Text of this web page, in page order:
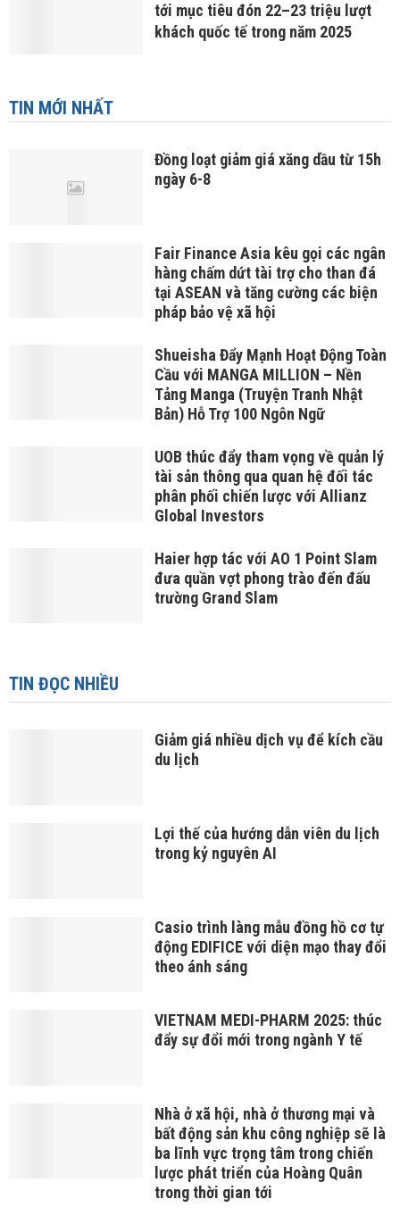
tới mục tiêu đón 22–23 triệu lượt
khách quốc tế trong năm 2025
TIN MỚI NHẤT
Đồng loạt giảm giá xăng dầu từ 15h
ngày 6-8
Fair Finance Asia kêu gọi các ngân
hàng chấm dứt tài trợ cho than đá
tại ASEAN và tăng cường các biện
pháp bảo vệ xã hội
Shueisha Đẩy Mạnh Hoạt Động Toàn
Cầu với MANGA MILLION – Nền
Tảng Manga (Truyện Tranh Nhật
Bản) Hỗ Trợ 100 Ngôn Ngữ
UOB thúc đẩy tham vọng về quản lý
tài sản thông qua quan hệ đối tác
phân phối chiến lược với Allianz
Global Investors
Haier hợp tác với AO 1 Point Slam
đưa quần vợt phong trào đến đấu
trường Grand Slam
TIN ĐỌC NHIỀU
Giảm giá nhiều dịch vụ để kích cầu
du lịch
Lợi thế của hướng dẫn viên du lịch
trong kỷ nguyên AI
Casio trình làng mẫu đồng hồ cơ tự
động EDIFICE với diện mạo thay đổi
theo ánh sáng
VIETNAM MEDI-PHARM 2025: thúc
đẩy sự đổi mới trong ngành Y tế
Nhà ở xã hội, nhà ở thương mại và
bất động sản khu công nghiệp sẽ là
ba lĩnh vực trọng tâm trong chiến
lược phát triển của Hoàng Quân
trong thời gian tới